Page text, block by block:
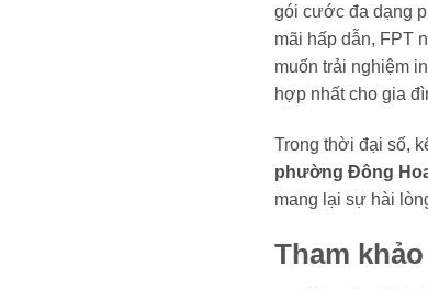
gói cước đa dạng
mãi hấp dẫn, FPT
muốn trải nghiệm
hợp nhất cho gia
Trong thời đại số,
phường Đông
mang lại sự hài
Tham khảo